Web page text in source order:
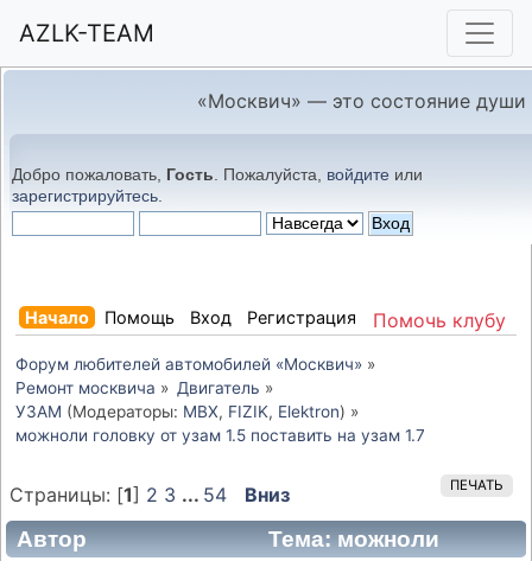
AZLK-TEAM
«Москвич» — это состояние души
Добро пожаловать, Гость . Пожалуйста, войдите или
зарегистрируйтесь
Помочь клубу
Начало Помощь Вход Регистрация
Форум любителей автомобилей «Москвич» »
Ремонт москвича » Двигатель »
УЗАМ (Модераторы: MBX, FIZIK, Elektron) »
можноли головку от узам 1.5 поставить на узам 1.7
ПЕЧАТЬ
Страницы: [1] 2 3 ... 54 Вниз
Автор
Тема: можноли